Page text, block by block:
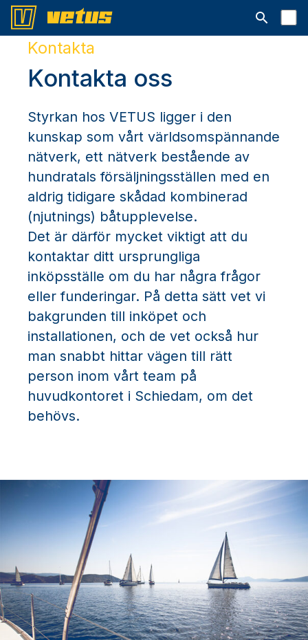
Open
Kontakta
Kontakta oss
Styrkan hos VETUS ligger i den
kunskap som vårt världsomspännande
nätverk, ett nätverk bestående av
hundratals försäljningsställen med en
aldrig tidigare skådad kombinerad
(njutnings) båtupplevelse.
Det är därför mycket viktigt att du
kontaktar ditt ursprungliga
inköpsställe om du har några frågor
eller funderingar. På detta sätt vet vi
bakgrunden till inköpet och
installationen, och de vet också hur
man snabbt hittar vägen till rätt
person inom vårt team på
huvudkontoret i Schiedam, om det
behövs.